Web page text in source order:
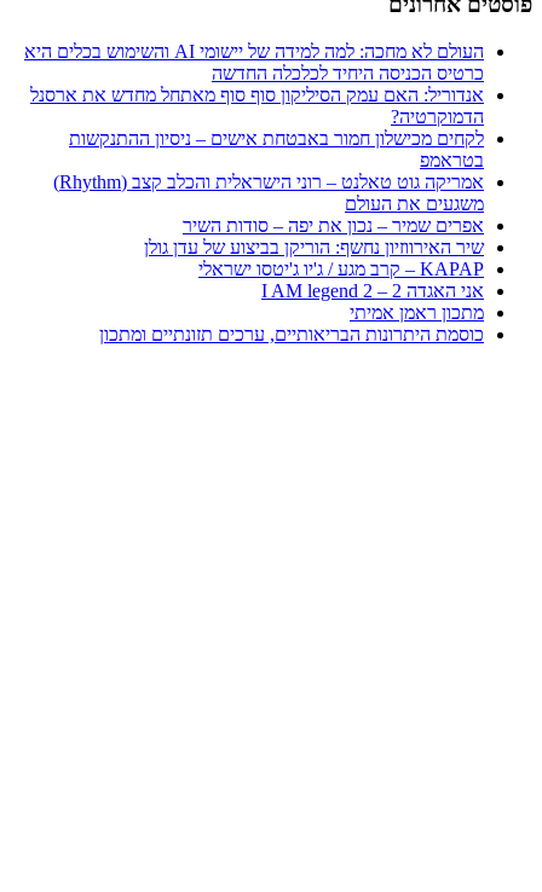
העולם לא מחכה: למה למידה של יישומי AI והשימוש בכלים היא
כרטיס הכניסה היחיד לכלכלה החדשה
אנדוריל: האם עמק הסיליקון סוף סוף מאתחל מחדש את ארסנל
הדמוקרטיה?
לקחים מכישלון חמור באבטחת אישים – ניסיון ההתנקשות
בטראמפ
אמריקה גוט טאלנט – רוני הישראלית והכלב קצב (Rhythm)
משגעים את העולם
אפרים שמיר – נכון את יפה – סודות השיר
שיר האירווזיון נחשף: הוריקן בביצוע של עדן גולן
KAPAP – קרב מגע / ג'יו ג'יטסו ישראלי
אני האגדה 2 – I AM legend 2
מתכון ראמן אמיתי
כוסמת היתרונות הבריאותיים, ערכים תזונתיים ומתכון